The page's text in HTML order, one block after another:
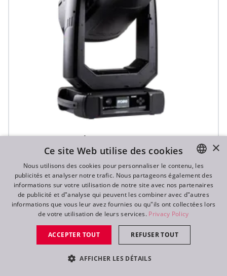
iFORTE® LTX FS
ENGLISH
DE
RU
×
Ce site Web utilise des cookies
Nous utilisons des cookies pour personnaliser le contenu, les
publicités et analyser notre trafic. Nous partageons également des
informations sur votre utilisation de notre site avec nos partenaires
de publicité et d"analyse qui peuvent les combiner avec d"autres
informations que vous leur avez fournies ou qu"ils ont collectées lors
de votre utilisation de leurs services. Privacy Policy
ACCEPTER TOUT REFUSER TOUT
AFFICHER LES DÉTAILS